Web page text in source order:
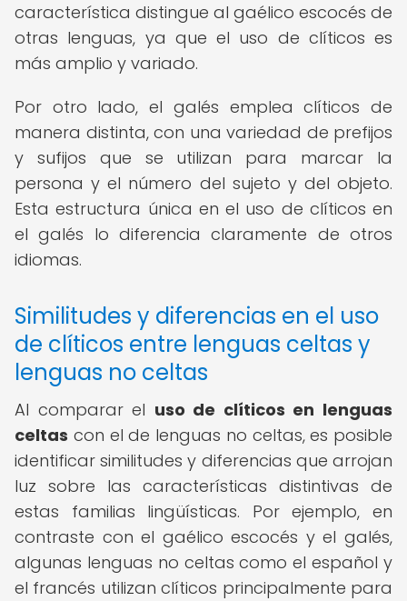
característica distingue al gaélico escocés de
otras lenguas, ya que el uso de clíticos es
más amplio y variado.
Por otro lado, el galés emplea clíticos de
manera distinta, con una variedad de prefijos
y sufijos que se utilizan para marcar la
persona y el número del sujeto y del objeto.
Esta estructura única en el uso de clíticos en
el galés lo diferencia claramente de otros
idiomas.
Similitudes y diferencias en el uso
de clíticos entre lenguas celtas y
lenguas no celtas
Al comparar el uso de clíticos en lenguas
celtas con el de lenguas no celtas, es posible
identificar similitudes y diferencias que arrojan
luz sobre las características distintivas de
estas familias lingüísticas. Por ejemplo, en
contraste con el gaélico escocés y el galés,
algunas lenguas no celtas como el español y
el francés utilizan clíticos principalmente para